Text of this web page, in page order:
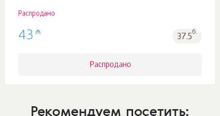
Распродано
43 ₼ 37.5б.
Распродано
Рекомендуем посетить: